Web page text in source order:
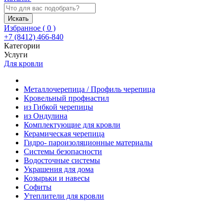
Искать
Избранное ( 0 )
+7 (8412) 466-840
Категории
Услуги
Для кровли
Металлочерепица / Профиль черепица
Кровельный профнастил
из Гибкой черепицы
из Ондулина
Комплектующие для кровли
Керамическая черепица
Гидро- пароизоляционные материалы
Системы безопасности
Водосточные системы
Украшения для дома
Козырьки и навесы
Софиты
Утеплители для кровли